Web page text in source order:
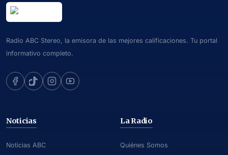
Radio ABC Stereo, la emisora de las mejores calificaciones. Tu portal
informativo completo.
Noticias
Noticias ABC
La Radio
Quiénes Somos